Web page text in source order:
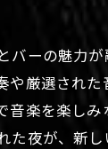
ーの魅力
厳選され
楽を楽し
夜が、新